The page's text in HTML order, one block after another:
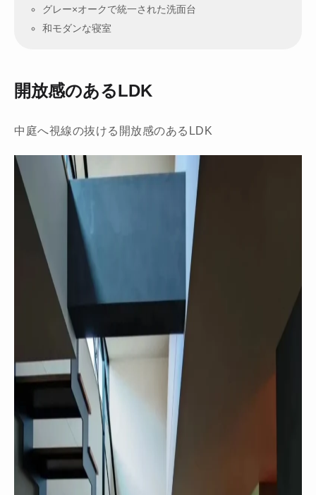
グレー×オークで統一された洗面台
和モダンな寝室
開放感のあるLDK
中庭へ視線の抜ける開放感のあるLDK